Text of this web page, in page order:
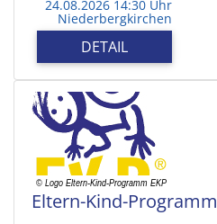
24.08.2026 14:30 Uhr
Niederbergkirchen
DETAIL
Eltern-Kind-Programm